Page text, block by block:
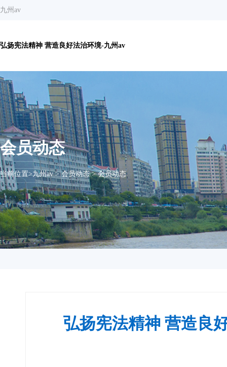
九州av
弘扬宪法精神 营造良好法治环境-九州av
会员动态
当前位置>九州av>会员动态>会员动态
弘扬宪法精神 营造良